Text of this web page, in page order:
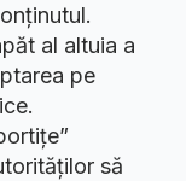
al altuia a
pe
să